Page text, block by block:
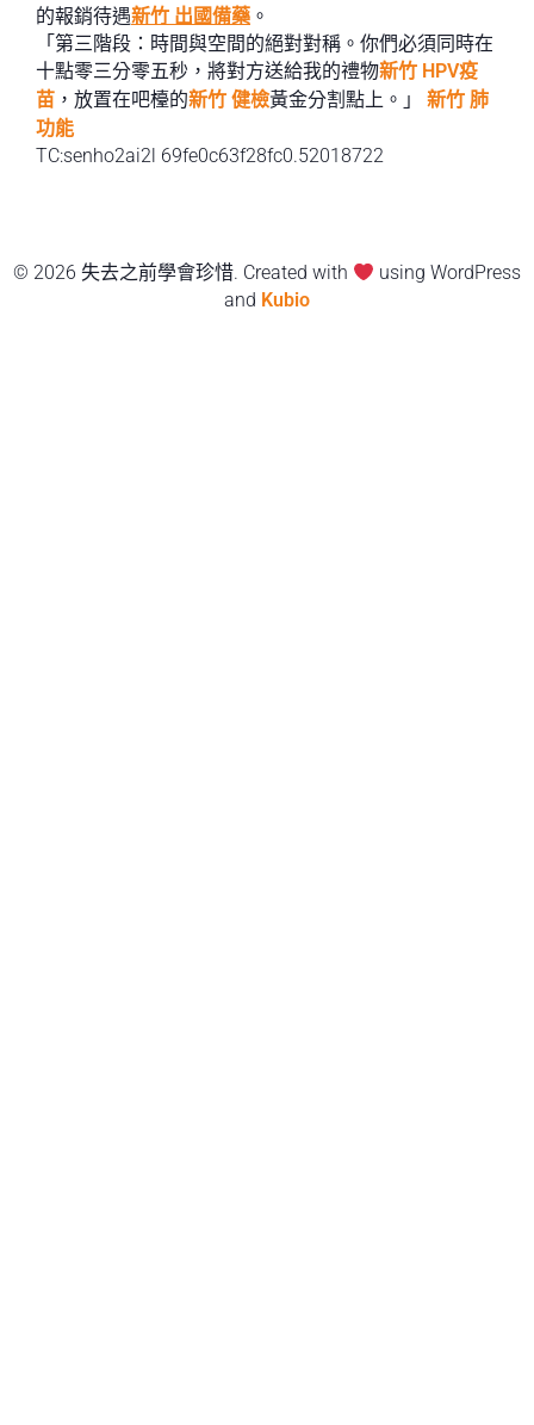
的報銷待遇新竹 出國備藥 。
「第三階段：時間與空間的絕對對稱。你們必須同時在
十點零三分零五秒，將對方送給我的禮物新竹 HPV疫
苗 ，放置在吧檯的新竹 健檢黃金分割點上。」 新竹 肺
功能
TC:senho2ai2l 69fe0c63f28fc0.52018722
© 2026 失去之前學會珍惜. Created with
using WordPress
and Kubio